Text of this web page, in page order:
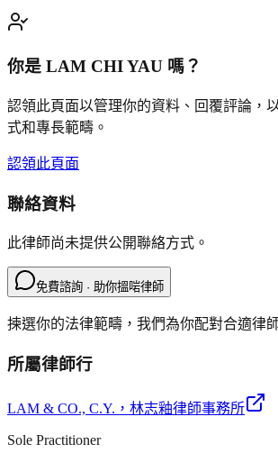
你是 LAM CHI YAU 嗎？
認領此頁面以管理你的資料、回覆評論，
式和專長範疇。
認領此頁面
聯絡資料
此律師尚未提供公開聯絡方式。
免費諮詢 · 助你搵啱律師
揀選你的法律範疇，我們為你配對合適律
所屬律師行
LAM & CO., C.Y. ，林志釉律師事務所
Sole Practitioner